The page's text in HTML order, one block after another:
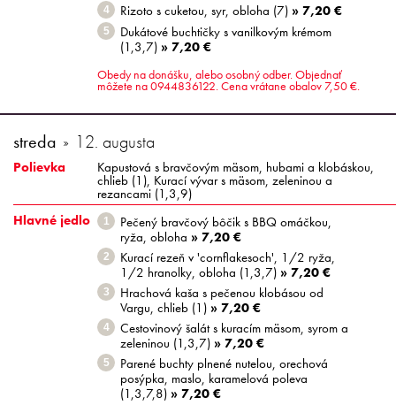
4 Rizoto s cuketou, syr, obloha (7) » 7,20 €
5
Dukátové buchtičky s vanilkovým krémom
(1,3,7) » 7,20 €
Obedy na donášku, alebo osobný odber. Objednať
môžete na 0944836122. Cena vrátane obalov 7,50 €.
streda 12. augusta
Polievka Kapustová s bravčovým mäsom, hubami a klobáskou,
chlieb (1), Kurací vývar s mäsom, zeleninou a
rezancami (1,3,9)
Hlavné jedlo
1
Pečený bravčový bôčik s BBQ omáčkou,
ryža, obloha » 7,20 €
2
Kurací rezeň v 'cornflakesoch', 1/2 ryža,
1/2 hranolky, obloha (1,3,7) » 7,20 €
3
Hrachová kaša s pečenou klobásou od
Vargu, chlieb (1) » 7,20 €
4
Cestovinový šalát s kuracím mäsom, syrom a
zeleninou (1,3,7) » 7,20 €
5
Parené buchty plnené nutelou, orechová
posýpka, maslo, karamelová poleva
(1,3,7,8) » 7,20 €